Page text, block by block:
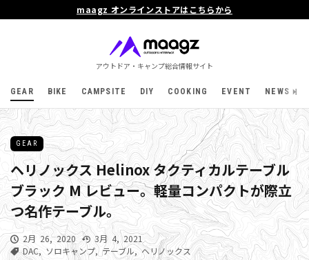
maagz オンラインストアはこちらから
アウトドア・キャンプ総合情報サイト
GEAR BIKE CAMPSITE DIY COOKING EVENT NEWS
GEAR
ヘリノックス Helinox タクティカルテーブル
ブラック M レビュー。軽量コンパクトが際立
つ名作テーブル。
2月 26, 2020
3月 4, 2021
DAC
ソロキャンプ , テーブル ,ヘリノックス